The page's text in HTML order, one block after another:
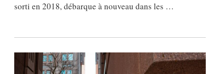
sorti en 2018, débarque à nouveau dans les …